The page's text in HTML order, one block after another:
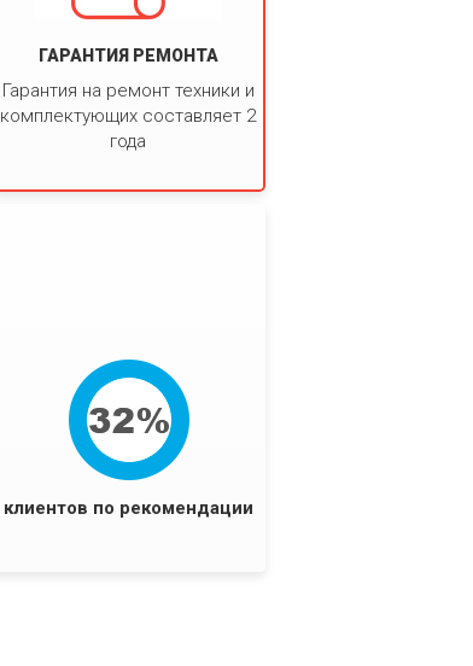
ГАРАНТИЯ РЕМОНТА
Гарантия на ремонт техники и
комплектующих составляет 2
года
клиентов по рекомендации